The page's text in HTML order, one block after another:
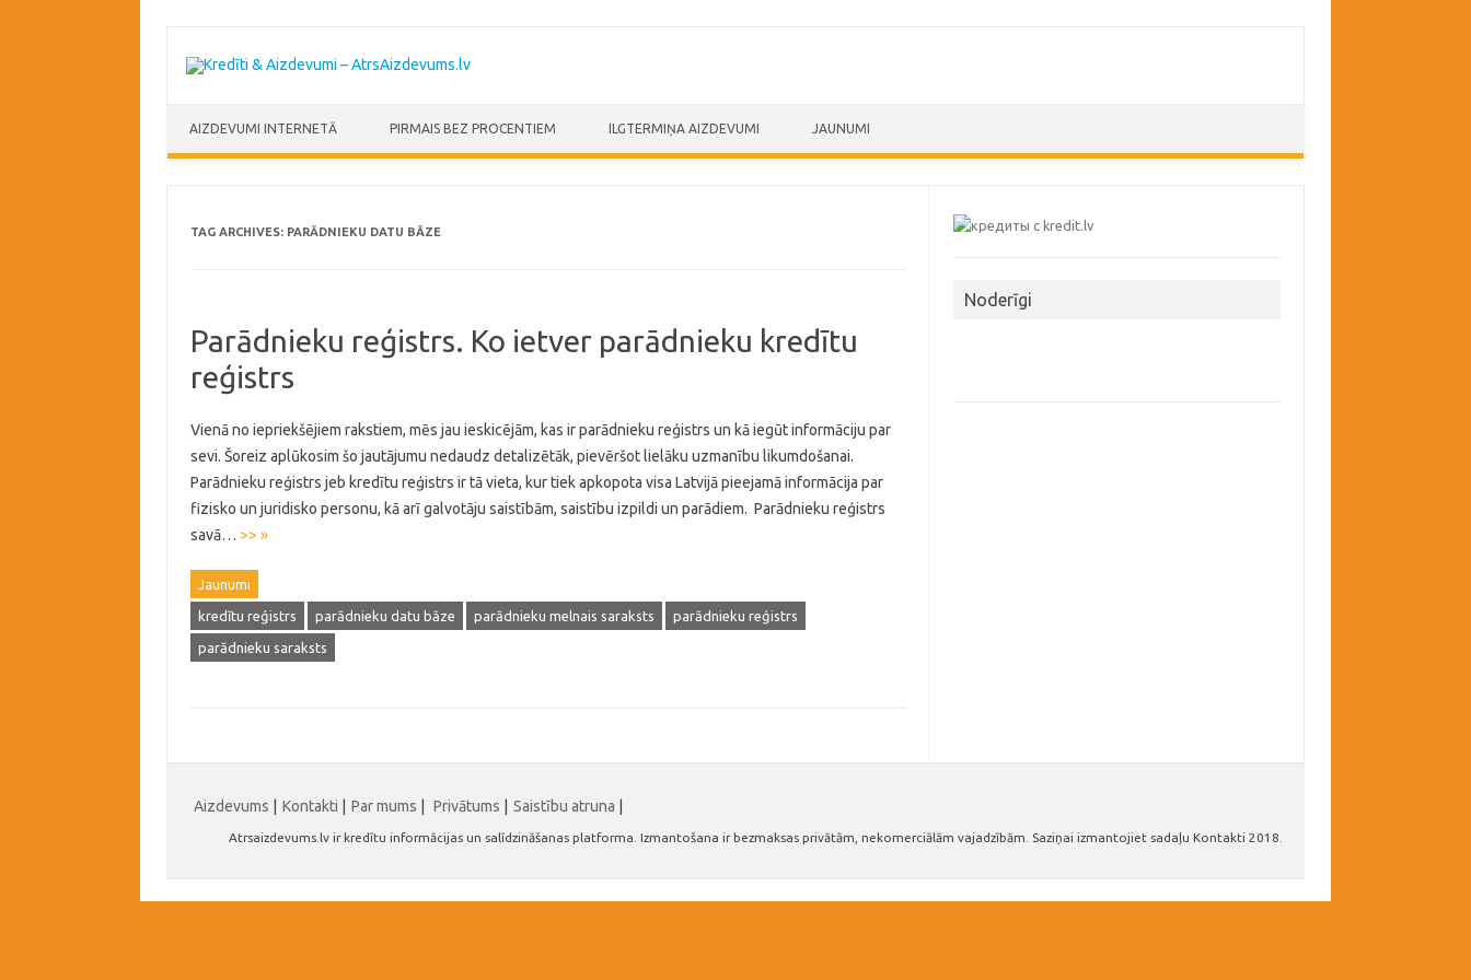
AIZDEVUMI INTERNETĀ PIRMAIS BEZ PROCENTIEM ILGTERMIŅA AIZDEVUMI JAUNUMI
TAG ARCHIVES: PARĀDNIEKU DATU BĀZE
Parādnieku reģistrs. Ko ietver parādnieku kredītu
reģistrs
Vienā no iepriekšējiem rakstiem, mēs jau ieskicējām, kas ir parādnieku reģistrs un kā iegūt informāciju par
sevi. Šoreiz aplūkosim šo jautājumu nedaudz detalizētāk, pievēršot lielāku uzmanību likumdošanai.
Parādnieku reģistrs jeb kredītu reģistrs ir tā vieta, kur tiek apkopota visa Latvijā pieejamā informācija par
fizisko un juridisko personu, kā arī galvotāju saistībām, saistību izpildi un parādiem. Parādnieku reģistrs
savā… >> »
Jaunumi
kredītu reģistrs parādnieku datu bāze parādnieku melnais saraksts parādnieku reģistrs
parādnieku saraksts
Noderīgi
Aizdevums Kontakti Par mums Privātums Saistību atruna
Atrsaizdevums.lv ir kredītu informācijas un salīdzināšanas platforma. Izmantošana ir bezmaksas privātām, nekomerciālām vajadzībām. Saziņai izmantojiet sadaļu Kontakti 2018.